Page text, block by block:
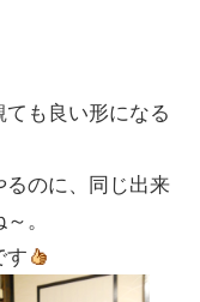
も良い形になる
のに、同じ出来
。
す